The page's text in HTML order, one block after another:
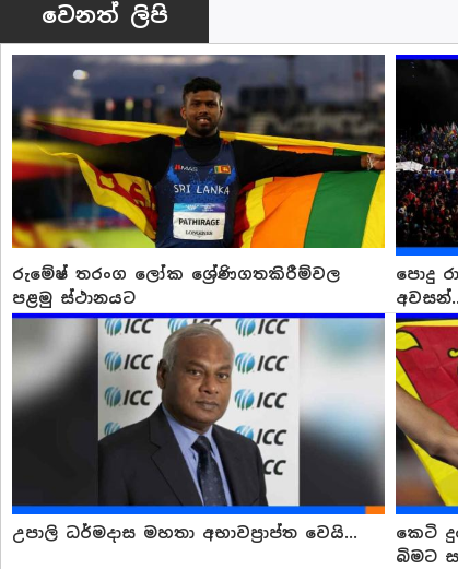
වෙනත් ලිපි
රුමේෂ් තරංග ලෝක ශ්‍රේණිගතකිරීම්වල
පළමු ස්ථානයට
පොදු
උපාලි ධර්මදාස මහතා අභාවප්‍රාප්ත වෙයි...
කෙටි
බිමට